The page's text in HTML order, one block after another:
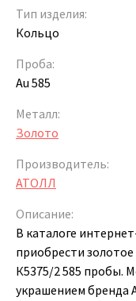
Тип изделия:
Кольцо
Проба:
Au 585
Металл:
Золото
Производитель:
АТОЛЛ
Описание:
В каталоге
приобрести
К5375/2 585 пробы.
украшением бренда